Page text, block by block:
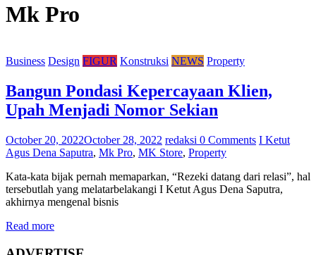
Mk Pro
Business Design FIGUR Konstruksi NEWS Property
Bangun Pondasi Kepercayaan Klien,
Upah Menjadi Nomor Sekian
October 20, 2022October 28, 2022 redaksi 0 Comments I Ketut
Agus Dena Saputra, Mk Pro, MK Store, Property
Kata-kata bijak pernah memaparkan, “Rezeki datang dari relasi”, hal
tersebutlah yang melatarbelakangi I Ketut Agus Dena Saputra,
akhirnya mengenal bisnis
Read more